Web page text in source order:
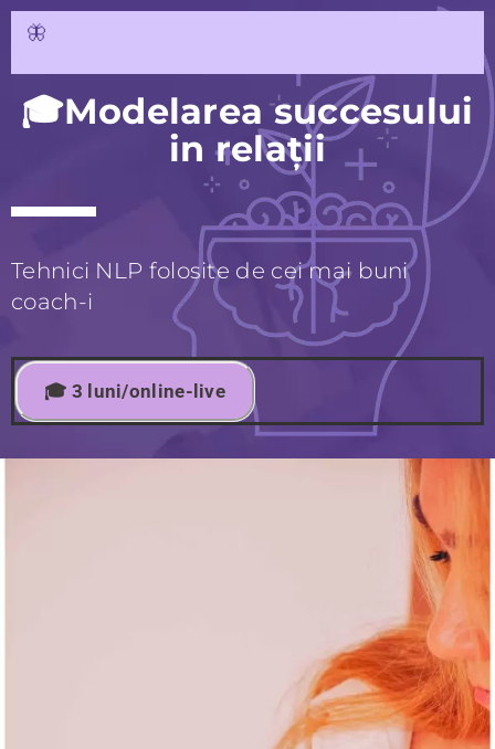
🦋
🎓Modelarea succesului
in relații
Tehnici NLP folosite de cei mai buni
coach-i
🎓 3 luni/online-live